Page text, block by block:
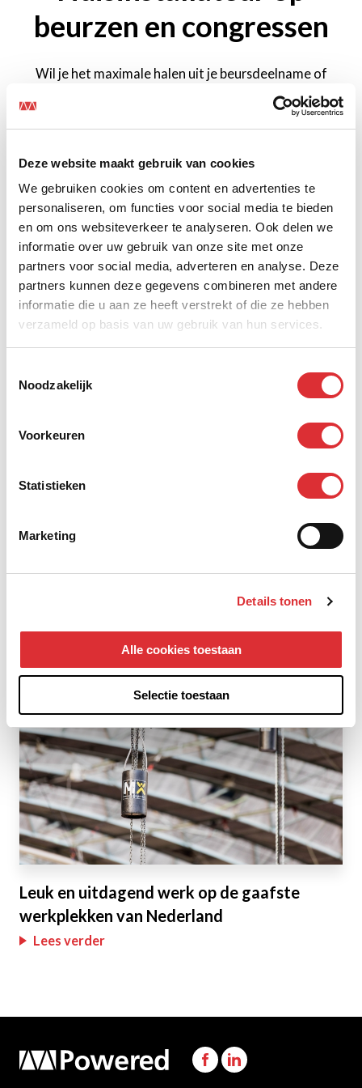
Deze website maakt gebruik van cookies
We gebruiken cookies om content en advertenties te
personaliseren, om functies voor social media te bieden
en om ons websiteverkeer te analyseren. Ook delen we
informatie over uw gebruik van onze site met onze
partners voor social media, adverteren en analyse. Deze
partners kunnen deze gegevens combineren met andere
informatie die u aan ze heeft verstrekt of die ze hebben
verzameld op basis van uw gebruik van hun services.
Noodzakelijk
Voorkeuren
Statistieken
Marketing
Details tonen
Alle cookies toestaan
Selectie toestaan
beurzen en congressen
Wil je het maximale halen uit je beursdeelname of
congres op het gebied van licht, beeld en geluid? Dan
ben je bij Mansveld Expotech aan het juiste adres. Wij
vertalen je wensen naar een totaalconcept en nemen
gewenst technische ondersteuning tijdens het
evenement.
Huisinstallateur
Uitdagend werk op grote hoogte
Leuk en uitdagend werk op de gaafste
werkplekken van Nederland
Lees verder